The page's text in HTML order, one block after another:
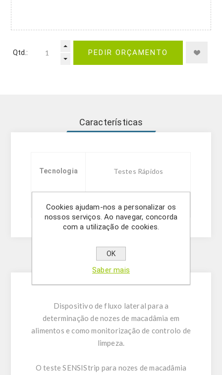
Qtd.: PEDIR ORÇAMENTO
Características
Tecnologia Testes Rápidos
Description
Dispositivo de fluxo lateral para a
determinação de nozes de macadâmia em
alimentos e como monitorização de controlo de
limpeza.
O teste SENSIStrip para nozes de macadâmia
Cookies ajudam-nos a personalizar os
nossos serviços. Ao navegar, concorda
com a utilização de cookies.
OK
Saber mais